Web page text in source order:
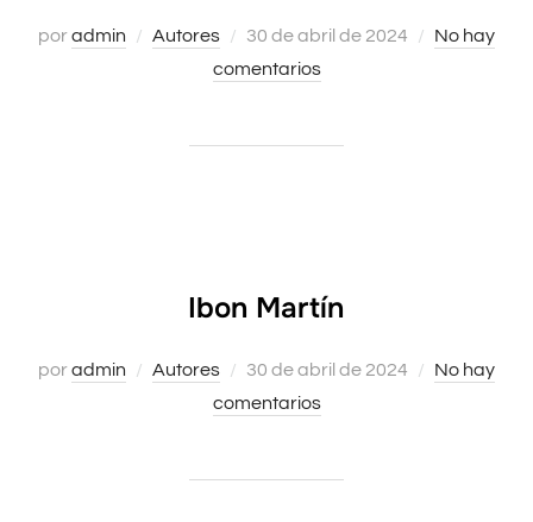
poradmin Autores
Publicado
el
30 de abril de 2024
No hay
comentarios
Ibon Martín
poradmin Autores
Publicado
el
30 de abril de 2024
No hay
comentarios